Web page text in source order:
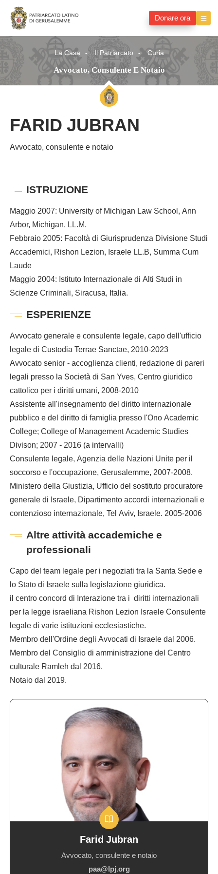
Donare ora
La Casa Il Patriarcato Curia
Avvocato, Consulente E Notaio
FARID JUBRAN
Avvocato, consulente e notaio
ISTRUZIONE
Maggio 2007: University of Michigan Law School, Ann
Arbor, Michigan, LL.M.
Febbraio 2005: Facoltà di Giurisprudenza Divisione Studi
Accademici, Rishon Lezion, Israele LL.B, Summa Cum
Laude
Maggio 2004: Istituto Internazionale di Alti Studi in
Scienze Criminali, Siracusa, Italia.
ESPERIENZE
Avvocato generale e consulente legale, capo dell'ufficio
legale di Custodia Terrae Sanctae, 2010-2023
Avvocato senior - accoglienza clienti, redazione di pareri
legali presso la Società di San Yves, Centro giuridico
cattolico per i diritti umani, 2008-2010
Assistente all'insegnamento del diritto internazionale
pubblico e del diritto di famiglia presso l'Ono Academic
College; College of Management Academic Studies
Divison; 2007 - 2016 (a intervalli)
Consulente legale, Agenzia delle Nazioni Unite per il
soccorso e l'occupazione, Gerusalemme, 2007-2008.
Ministero della Giustizia, Ufficio del sostituto procuratore
generale di Israele, Dipartimento accordi internazionali e
contenzioso internazionale, Tel Aviv, Israele. 2005-2006
Altre attività accademiche e
professionali
Capo del team legale per i negoziati tra la Santa Sede e
lo Stato di Israele sulla legislazione giuridica.
il centro concord di Interazione tra i diritti internazionali
per la legge israeliana Rishon Lezion Israele Consulente
legale di varie istituzioni ecclesiastiche.
Membro dell'Ordine degli Avvocati di Israele dal 2006.
Membro del Consiglio di amministrazione del Centro
culturale Ramleh dal 2016.
Notaio dal 2019.
Avvocato,
Farid Jubran
Avvocato, consulente e notaio
paa@lpj.org